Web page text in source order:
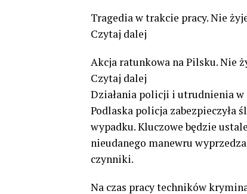
Tragedia w trakcie pracy. Nie
Czytaj dalej
Akcja ratunkowa na Pilsku. Nie
Czytaj dalej
Działania policji i utrudnienia w
Podlaska policja zabezpieczyła
wypadku. Kluczowe będzie
nieudanego manewru
czynniki.
Na czas pracy techników